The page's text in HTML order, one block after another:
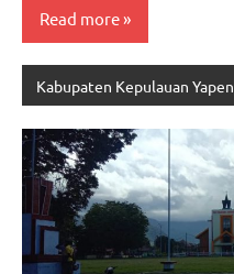
Read more
Kabupaten Kepulauan Yapen